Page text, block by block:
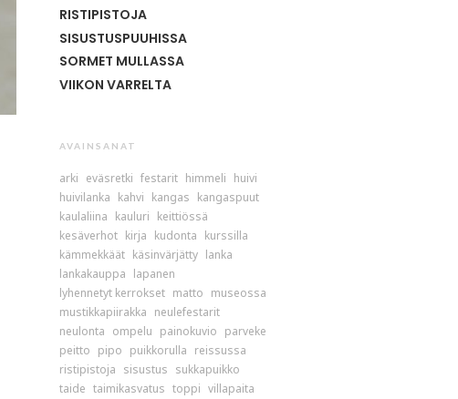
RISTIPISTOJA
SISUSTUSPUUHISSA
SORMET MULLASSA
VIIKON VARRELTA
AVAINSANAT
arki eväsretki festarit himmeli huivi
huivilanka kahvi kangas kangaspuut
kaulaliina kauluri keittiössä
kesäverhot kirja kudonta kurssilla
kämmekkäät käsinvärjätty lanka
lankakauppa lapanen
lyhennetyt kerrokset matto museossa
mustikkapiirakka neulefestarit
neulonta ompelu painokuvio parveke
peitto pipo puikkorulla reissussa
ristipistoja sisustus sukkapuikko
taide taimikasvatus toppi villapaita